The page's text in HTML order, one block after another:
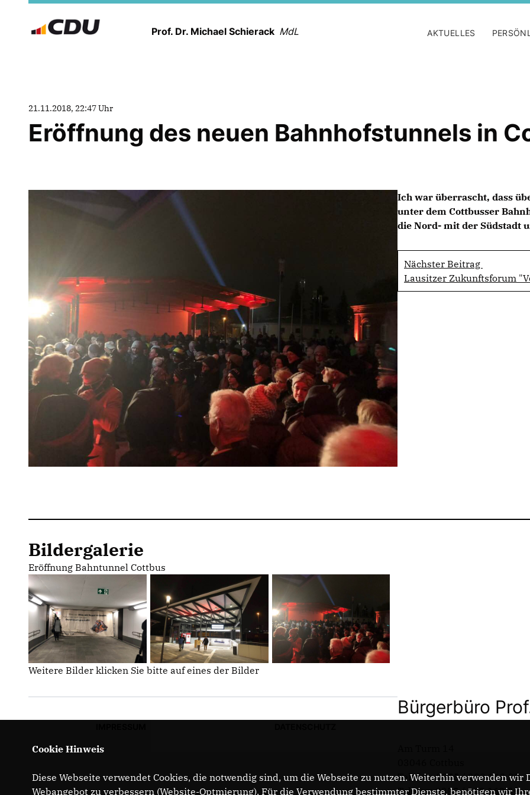
Prof. Dr. Michael Schierack MdL AKTUELLES
21.11.2018, 22:47 Uhr
Eröffnung des neuen Bahnhofstunnels in
Ich war überrascht, dass
unter dem Cottbusser
die Nord- mit der Südstadt
Nächster Beitrag
Lausitzer Zukunftsforum
Bildergalerie
Eröffnung Bahntunnel Cottbus
Weitere Bilder klicken Sie bitte auf eines der Bilder
Bürgerbüro
Telefon: 0355 / 289 162 38
Telefax: 0355 / 289 162 39
Cookie Hinweis
Diese Webseite verwendet Cookies, die notwendig sind, um die Webseite zu nutzen. Weiterhin verwenden
Webangebot zu verbessern (Website-Optmierung). Für die Verwendung bestimmter Dienste, benötigen wir